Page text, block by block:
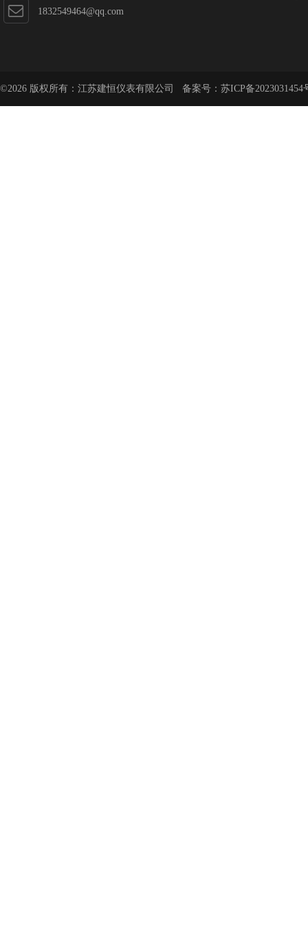
1832549464@qq.com
©2026 版权所有：江苏建恒仪表有限公司 备案号： 苏ICP备2023031454